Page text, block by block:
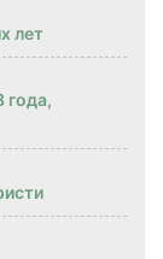
лет
года,